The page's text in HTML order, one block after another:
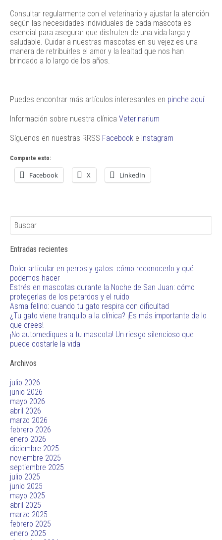
Consultar regularmente con el veterinario y ajustar la atención
según las necesidades individuales de cada mascota es
esencial para asegurar que disfruten de una vida larga y
saludable. Cuidar a nuestras mascotas en su vejez es una
manera de retribuirles el amor y la lealtad que nos han
brindado a lo largo de los años.
Puedes encontrar más artículos interesantes en pinche aquí
Información sobre nuestra clínica Veterinarium
Síguenos en nuestras RRSS Facebook e Instagram
Comparte esto:
Facebook X LinkedIn
Entradas recientes
Dolor articular en perros y gatos: cómo reconocerlo y qué
podemos hacer
Estrés en mascotas durante la Noche de San Juan: cómo
protegerlas de los petardos y el ruido
Asma felino: cuando tu gato respira con dificultad
¿Tu gato viene tranquilo a la clínica? ¡Es más importante de lo
que crees!
¡No automediques a tu mascota! Un riesgo silencioso que
puede costarle la vida
Archivos
julio 2026
junio 2026
mayo 2026
abril 2026
marzo 2026
febrero 2026
enero 2026
diciembre 2025
noviembre 2025
septiembre 2025
julio 2025
junio 2025
mayo 2025
abril 2025
marzo 2025
febrero 2025
enero 2025